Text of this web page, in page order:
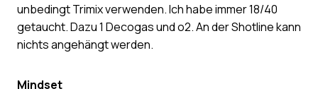
unbedingt Trimix verwenden. Ich habe immer 18/40
getaucht. Dazu 1 Decogas und o2. An der Shotline kann
nichts angehängt werden.
Mindset